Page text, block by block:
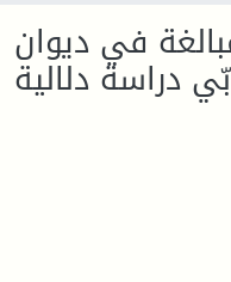
في ديوان
دراسة دلالية